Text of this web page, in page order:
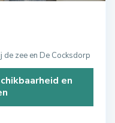
de zee en De Cocksdorp
en